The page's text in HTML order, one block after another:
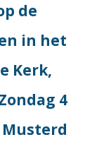
de
in het
Kerk,
4